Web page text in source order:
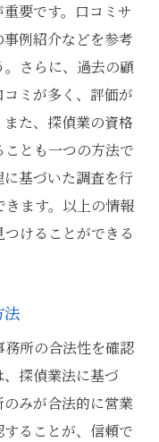
要です。口コミサ
例紹介などを参考
さらに、過去の顧
ミが多く、評価が
た、探偵業の資格
とも一つの方法で
基づいた調査を行
ます。以上の情報
けることができる
法
所の合法性を確認
探偵業法に基づ
みが合法的に営業
ることが、信頼で